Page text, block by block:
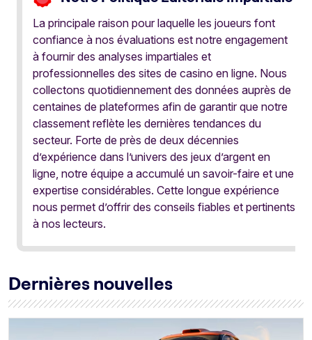
La principale raison pour laquelle les joueurs font
confiance à nos évaluations est notre engagement
à fournir des analyses impartiales et
professionnelles des sites de casino en ligne. Nous
collectons quotidiennement des données auprès de
centaines de plateformes afin de garantir que notre
classement reflète les dernières tendances du
secteur. Forte de près de deux décennies
d’expérience dans l’univers des jeux d’argent en
ligne, notre équipe a accumulé un savoir-faire et une
expertise considérables. Cette longue expérience
nous permet d’offrir des conseils fiables et pertinents
à nos lecteurs.
Dernières nouvelles